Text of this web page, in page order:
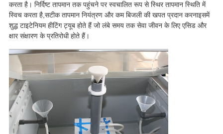
करता है। निर्दिष्ट तापमान तक पहुंचने पर स्वचालित रूप से स्थिर तापमान स्थिति में
स्विच करता है,सटीक तापमान नियंत्रण और कम बिजली की खपत प्रदान करनाइसमें
शुद्ध टाइटेनियम हीटिंग ट्यूब होते हैं जो लंबे समय तक सेवा जीवन के लिए एसिड और
क्षार संक्षारण के प्रतिरोधी होते हैं।